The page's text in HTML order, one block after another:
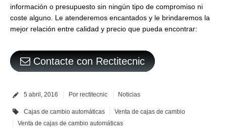
información o presupuesto sin ningún tipo de compromiso ni
coste alguno. Le atenderemos encantados y le brindaremos la
mejor relación entre calidad y precio que pueda encontrar:
Contacte con Rectitecnic
5 abril, 2016 Por rectitecnic Noticias
Cajas de cambio automáticas
Venta de cajas de cambio
Venta de cajas de cambio automáticas